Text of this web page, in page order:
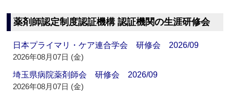
薬剤師認定制度認証機構 認証機関の生涯研修会
日本プライマリ・ケア連合学会 研修会 2026/09
2026年08月07日 (金)
埼玉県病院薬剤師会 研修会 2026/09
2026年08月07日 (金)